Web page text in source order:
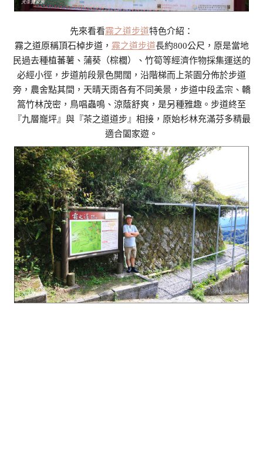
先來看看霧之道步道特色介紹：
霧之道原稱頂石棹步道， 霧之道步道長約800公尺，原是當地
民過去種植蕃薯、蒲葵（棕櫚）、竹筍等經濟作物採集運送的
必經小徑，步道前段景色開闊，沿階梯而上茶園分佈於步道
旁，農舍點其間，天晴天雨各有不同美景，步道中段孟宗、轎
篙竹林茂密，鳥唱蟲鳴、涼蔭舒爽，是另種雅趣。步道終至
『九層巃坪』與『茶之道道步』相接，原始杉林充滿芬多精最
適合闔家遊。